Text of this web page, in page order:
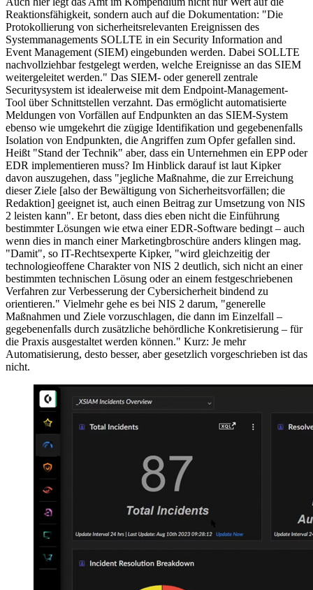
Reaktionsfähigkeit, sondern auch auf die Dokumentation: "Die
Protokollierung von sicherheitsrelevanten Ereignissen des
Systemmanagements SOLLTE in ein Security Information and
Event Management (SIEM) eingebunden werden. Dabei SOLLTE
nachvollziehbar festgelegt werden, welche Ereignisse an das SIEM
weitergeleitet werden." Das SIEM- oder generell zentrale
Securitysystem ist idealerweise mit dem Endpoint-Management-
Tool über Schnittstellen verzahnt. Das ermöglicht automatisierte
Meldungen von Vorfällen auf Endpunkten an das SIEM-System
ebenso wie umgekehrt die zügige Identifikation und gegebenenfalls
Isolation von Endpunkten, die Angriffen zum Opfer gefallen sind.
Heißt "Stand der Technik" aber, dass ein Unternehmen ein EPP oder
EDR implementieren muss? Im Hinblick darauf ist laut Kipker
davon auszugehen, dass "jegliche Maßnahme, die zur Erreichung
dieser Ziele [also der Bewältigung von Sicherheitsvorfällen; die
Redaktion] geeignet ist, auch einen Beitrag zur Umsetzung von NIS
2 leisten kann". Er betont, dass dies eben nicht die Einführung
bestimmter Lösungen wie etwa einer EDR-Software bedingt – auch
wenn dies in manch einer Marketingbroschüre anders klingen mag.
"Damit", so IT-Rechtsexperte Kipker, "wird gleichzeitig der
technologieoffene Charakter von NIS 2 deutlich, sich nicht an einer
bestimmten technischen Lösung oder an einem festgeschriebenen
Verfahren zur Verbesserung der Cybersicherheit bindend zu
orientieren." Vielmehr gehe es bei NIS 2 darum, "generelle
Maßnahmen und Ziele vorzuschlagen, die dann im Einzelfall –
gegebenenfalls durch zusätzliche behördliche Konkretisierung – für
die Praxis ausgestaltet werden können." Kurz: Je mehr
Automatisierung, desto besser, aber gesetzlich vorgeschrieben ist das
nicht.